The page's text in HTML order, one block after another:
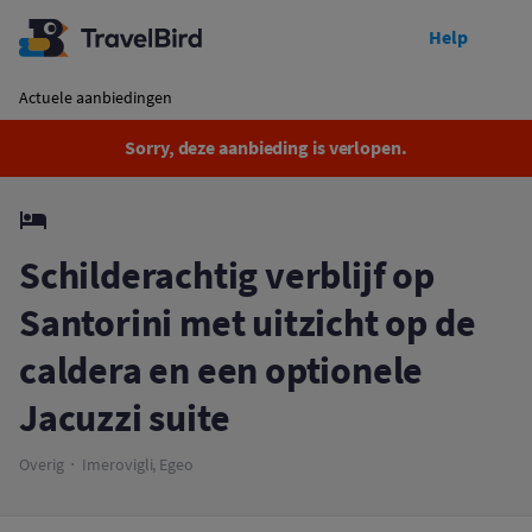
Help
Actuele aanbiedingen
Afgelopen
Sorry, deze aanbieding is verlopen.
Schilderachtig verblijf op
Santorini met uitzicht op de
caldera en een optionele
Jacuzzi suite
Overig Imerovigli, Egeo